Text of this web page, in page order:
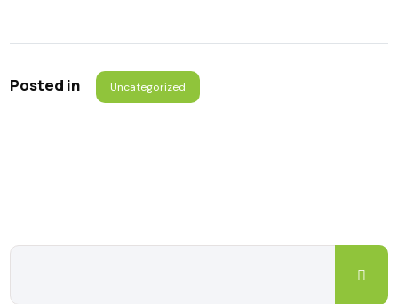
Posted in Uncategorized